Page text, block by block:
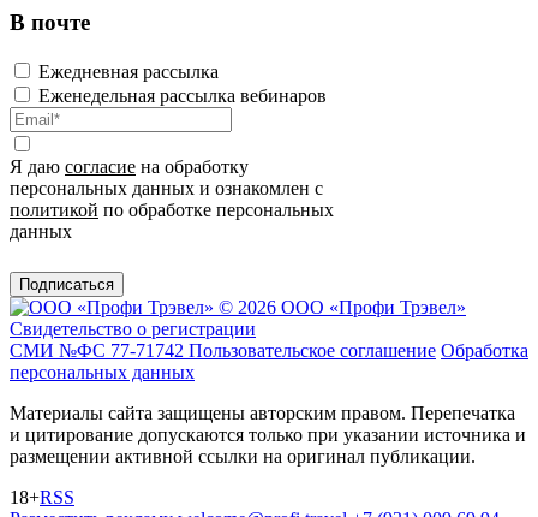
В почте
Ежедневная рассылка
Еженедельная рассылка вебинаров
Я даю согласие на обработку
персональных данных и ознакомлен с
политикой по обработке персональных
данных
Подписаться
© 2026 ООО «Профи Трэвeл»
Свидетельство о регистрации
СМИ №ФС 77-71742 Пользовательское соглашение Обработка
персональных данных
Материалы сайта защищены авторским правом. Перепечатка
и цитирование допускаются только при указании источника и
размещении активной ссылки на оригинал публикации.
18+RSS